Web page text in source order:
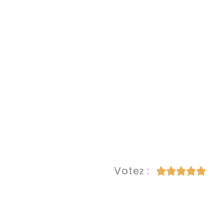
Votez : 